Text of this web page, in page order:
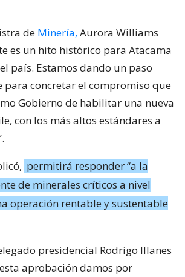
de Minería, Aurora Williams
es un hito histórico para Atacama
país. Estamos dando un paso
concretar el compromiso que
Gobierno de habilitar una nueva
con los más altos estándares a
permitirá responder “a la
de minerales críticos a nivel
operación rentable y sustentable
presidencial Rodrigo Illanes
aprobación damos por